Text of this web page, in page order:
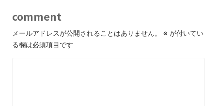
comment
メールアドレスが公開されることはありません。 ※ が付いてい
る欄は必須項目です